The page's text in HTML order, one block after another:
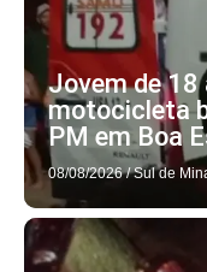
Jovem de 18
motocicleta
PM em Boa
08/08/2026 / Sul de